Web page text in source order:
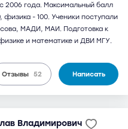
2006 года. Максимальный балл
физика - 100. Ученики поступали
МАДИ, МАИ. Подготовка к
и математике и ДВИ МГУ.
Отзывы 52 Написать
Владимирович